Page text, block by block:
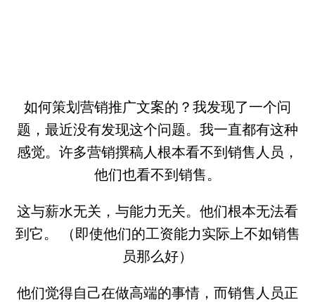
如何策划营销推广文案的？我发现了一个问
题，最近没有发现这个问题。我一直都有这种
感觉。许多营销撰稿人根本看不到销售人员，
他们也看不到销售。
这与薪水无关，与能力无关。他们根本无法看
到它。 （即使他们的工资能力实际上不如销售
员那么好）
他们觉得自己在做高端的事情，而销售人员正